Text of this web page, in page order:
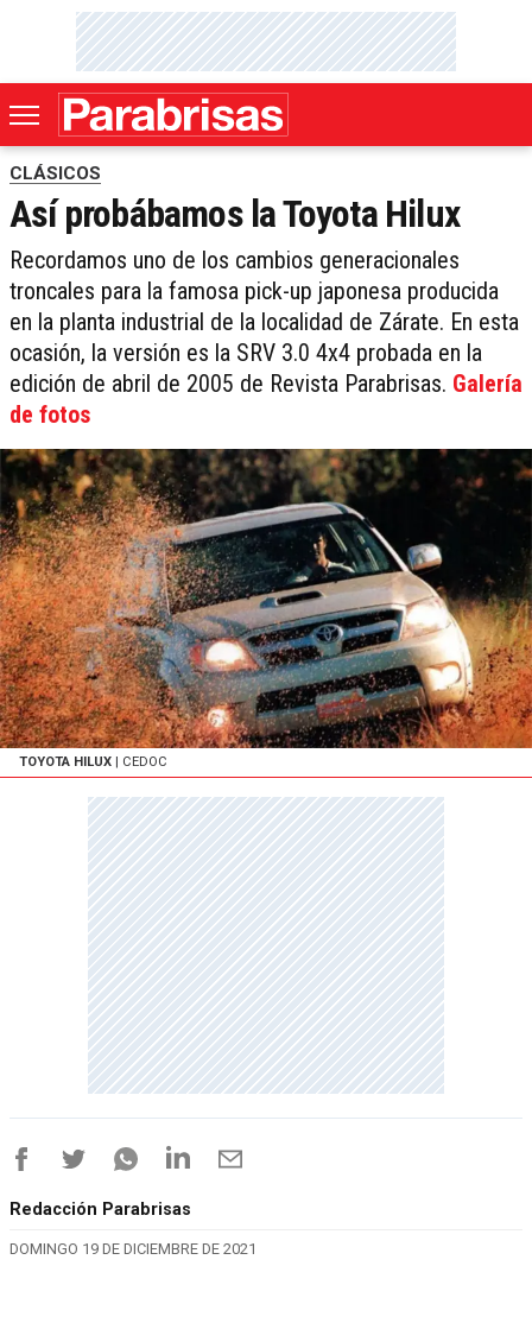
CLÁSICOS
Así probábamos la Toyota Hilux
Recordamos uno de los cambios generacionales
troncales para la famosa pick-up japonesa producida
en la planta industrial de la localidad de Zárate. En esta
ocasión, la versión es la SRV 3.0 4x4 probada en la
edición de abril de 2005 de Revista Parabrisas. Galería
de fotos
TOYOTA HILUX | CEDOC
Redacción Parabrisas
DOMINGO 19 DE DICIEMBRE DE 2021